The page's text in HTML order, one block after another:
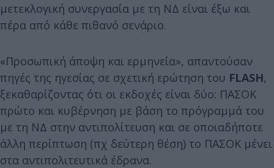
μετεκλογική συνεργασία με τη ΝΔ είναι έξω και
πέρα από κάθε πιθανό σενάριο.
«Προσωπική άποψη και ερμηνεία», απαντούσαν
πηγές της ηγεσίας σε σχετική ερώτηση του FLASH,
ξεκαθαρίζοντας ότι οι εκδοχές είναι δύο: ΠΑΣΟΚ
πρώτο και κυβέρνηση με βάση το πρόγραμμά του
με τη ΝΔ στην αντιπολίτευση και σε οποιαδήποτε
άλλη περίπτωση (πχ δεύτερη θέση) το ΠΑΣΟΚ μένει
στα αντιπολιτευτικά έδρανα.